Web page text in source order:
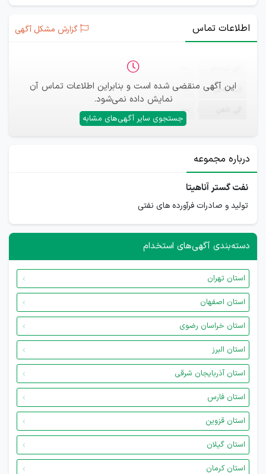
اطلاعات تماس گزارش مشکل آگهی
این آگهی منقضی شده است و بنابراین اطلاعات تماس آن
نمایش داده نمی‌شود.
جستجوی سایر آگهی‌های مشابه
ایمیل —
—
درباره مجموعه
نفت گستر آناهیتا
تولید و صادرات فرآورده های نفتی
دسته‌بندی آگهی‌های استخدام
استان تهران
استان اصفهان
استان خراسان رضوی
استان البرز
استان آذربایجان شرقی
استان فارس
استان قزوین
استان گیلان
استان کرمان